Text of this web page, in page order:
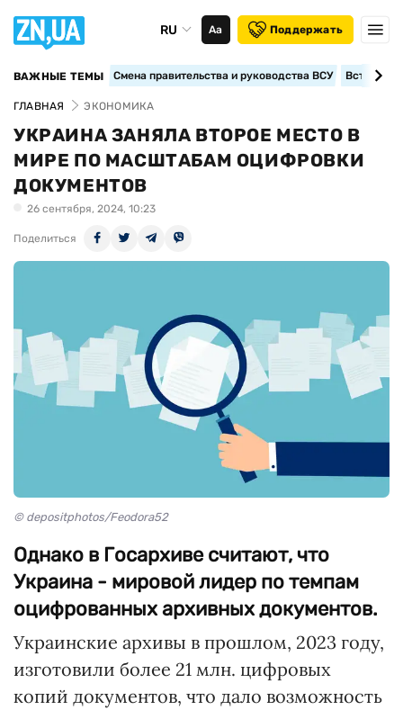
RU Аа Поддержать
ВАЖНЫЕ ТЕМЫ Смена правительства и руководства ВСУ
ГЛАВНАЯ ЭКОНОМИКА
УКРАИНА ЗАНЯЛА ВТОРОЕ МЕСТО В
МИРЕ ПО МАСШТАБАМ ОЦИФРОВКИ
ДОКУМЕНТОВ
26 сентября, 2024, 10:23
Поделиться
© depositphotos/Feodora52
Однако в Госархиве считают, что
Украина - мировой лидер по темпам
оцифрованных архивных документов.
Украинские архивы в прошлом, 2023 году,
изготовили более 21 млн. цифровых
копий документов, что дало возможность